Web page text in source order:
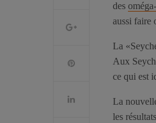
des
aussi faire
La
Aux
ce qui est
La
les